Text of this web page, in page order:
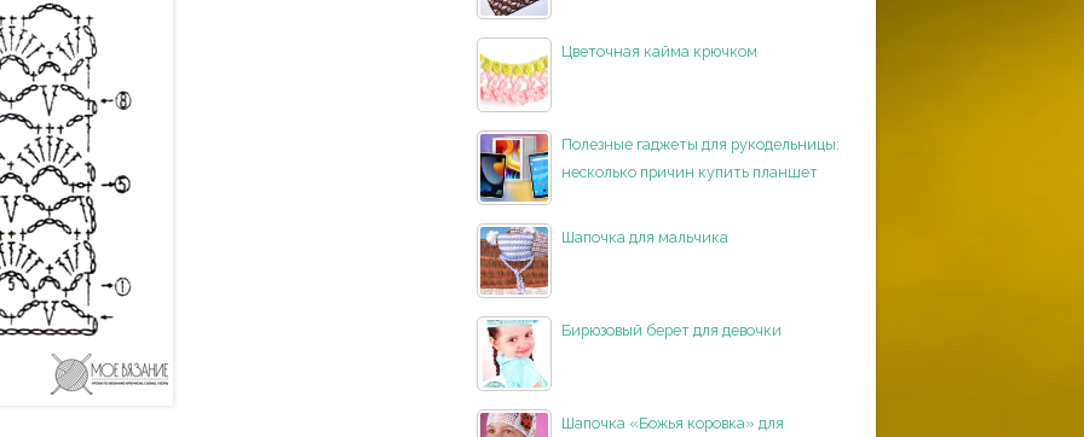
Цветочная кайма крючком
Полезные гаджеты для рукодельницы:
несколько причин купить планшет
Шапочка для мальчика
Бирюзовый берет для девочки
Шапочка «Божья коровка» для